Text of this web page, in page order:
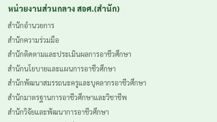
หน่วยงานส่วนกลาง สอศ.(สำนัก)
สำนักอำนวยการ
สำนักความร่วมมือ
สำนักติดตามและประเมินผลการอาชีวศึกษา
สำนักนโยบายและแผนการอาชีวศึกษา
สำนักพัฒนาสมรรถนะครูและบุคลากรอาชีวศึกษา
สำนักมาตรฐานการอาชีวศึกษาและวิชาชีพ
สำนักวิจัยและพัฒนาการอาชีวศึกษา